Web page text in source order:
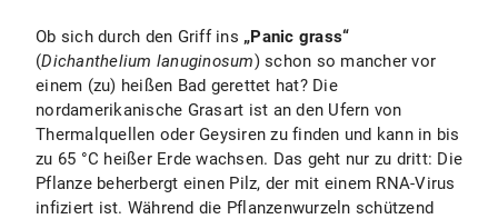
Ob sich durch den Griff ins „Panic grass“
(Dichanthelium lanuginosum) schon so mancher vor
einem (zu) heißen Bad gerettet hat? Die
nordamerikanische Grasart ist an den Ufern von
Thermalquellen oder Geysiren zu finden und kann in bis
zu 65 °C heißer Erde wachsen. Das geht nur zu dritt: Die
Pflanze beherbergt einen Pilz, der mit einem RNA-Virus
infiziert ist. Während die Pflanzenwurzeln schützend